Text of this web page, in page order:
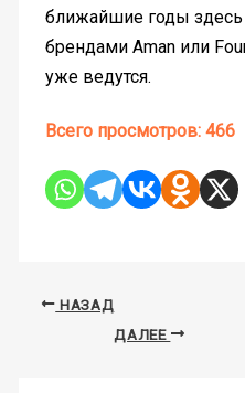
ближайшие годы здесь
брендами Aman или
уже ведутся.
Всего просмотров: 466
НАЗАД
ДАЛЕЕ